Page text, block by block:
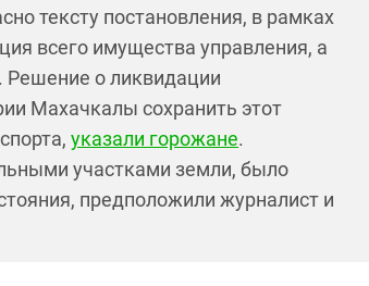
тексту постановления, в рамках
всего имущества управления, а
Решение о ликвидации
Махачкалы сохранить этот
указали горожане.
участками земли, было
предположили журналист и